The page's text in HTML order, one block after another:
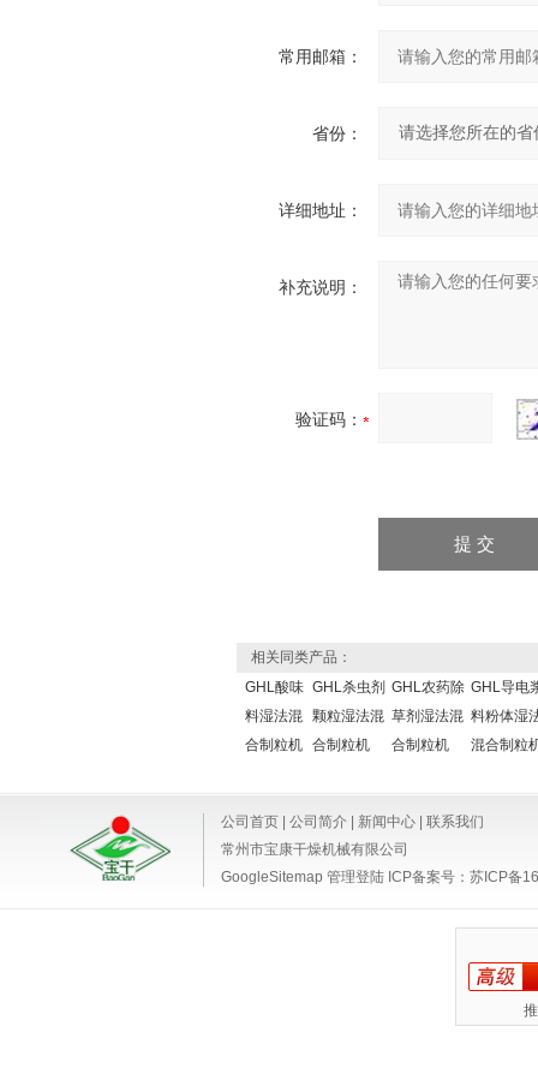
常用邮箱：
省份：
详细地址：
补充说明：
验证码：
相关同类产品：
GHL酸味
料湿法混
合制粒机
GHL杀虫剂
颗粒湿法混
合制粒机
GHL农药除
草剂湿法混
合制粒机
GHL导电
料粉体湿
混合制粒
公司首页 公司简介 新闻中心
联系我们
常州市宝康干燥机械有限公司
GoogleSitemap 管理登陆 ICP备案号： 苏ICP备